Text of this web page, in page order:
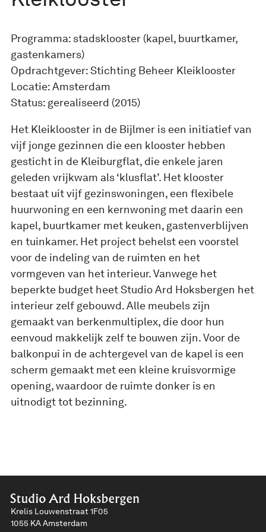
Programma: stadsklooster (kapel, buurtkamer,
gastenkamers)
Opdrachtgever: Stichting Beheer Kleiklooster
Locatie: Amsterdam
Status: gerealiseerd (2015)
Het Kleiklooster in de Bijlmer is een initiatief van
vijf jonge gezinnen die een klooster hebben
gesticht in de Kleiburgflat, die enkele jaren
geleden vrijkwam als ‘klusflat’. Het klooster
bestaat uit vijf gezinswoningen, een flexibele
huurwoning en een kernwoning met daarin een
kapel, buurtkamer met keuken, gastenverblijven
en tuinkamer. Het project behelst een voorstel
voor de indeling van de ruimten en het
vormgeven van het interieur. Vanwege het
beperkte budget heet Studio Ard Hoksbergen het
interieur zelf gebouwd. Alle meubels zijn
gemaakt van berkenmultiplex, die door hun
eenvoud makkelijk zelf te bouwen zijn. Voor de
balkonpui in de achtergevel van de kapel is een
scherm gemaakt met een kleine kruisvormige
opening, waardoor de ruimte donker is en
uitnodigt tot bezinning.
Krelis Louwenstraat 1F05
1055 KA Amsterdam